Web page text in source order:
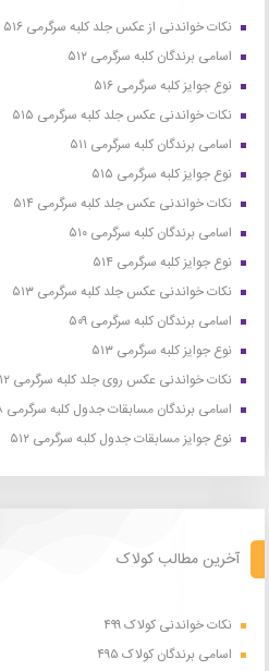
نکات خواندنی از عکس جلد کلبه سرگرمی ۵۱۶
اسامی برندگان کلبه سرگرمی ۵۱۲
نوع جوایز کلبه سرگرمی ۵۱۶
نکات خواندنی عکس جلد کلبه سرگرمی ۵۱۵
اسامی برندگان کلبه سرگرمی ۵۱۱
نوع جوایز کلبه سرگرمی ۵۱۵
نکات خواندنی عکس جلد کلبه سرگرمی ۵۱۴
اسامی برندگان کلبه سرگرمی ۵۱۰
نوع جوایز کلبه سرگرمی ۵۱۴
نکات خواندنی عکس جلد کلبه سرگرمی ۵۱۳
اسامی برندگان کلبه سرگرمی ۵۰۹
نوع جوایز کلبه سرگرمی ۵۱۳
نکات خواندنی عکس روی جلد کلبه سرگرمی ۵۱۲
اسامی برندگان مسابقات جدول کلبه سرگرمی ۵۰۸
نوع جوایز مسابقات جدول کلبه سرگرمی ۵۱۲
آخرین مطالب کولاک
نکات خواندنی کولاک ۴۹۹
اسامی برندگان کولاک ۴۹۵